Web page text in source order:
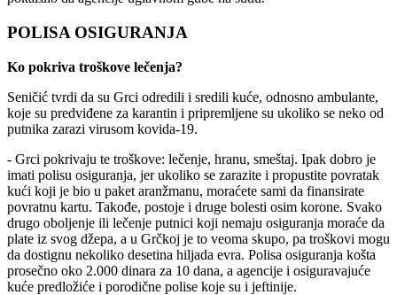
POLISA OSIGURANJA
Ko pokriva troškove lečenja?
Seničić tvrdi da su Grci odredili i sredili kuće, odnosno ambulante,
koje su predviđene za karantin i pripremljene su ukoliko se neko od
putnika zarazi virusom kovida-19.
- Grci pokrivaju te troškove: lečenje, hranu, smeštaj. Ipak dobro je
imati polisu osiguranja, jer ukoliko se zarazite i propustite povratak
kući koji je bio u paket aranžmanu, moraćete sami da finansirate
povratnu kartu. Takođe, postoje i druge bolesti osim korone. Svako
drugo oboljenje ili lečenje putnici koji nemaju osiguranja moraće da
plate iz svog džepa, a u Grčkoj je to veoma skupo, pa troškovi mogu
da dostignu nekoliko desetina hiljada evra. Polisa osiguranja košta
prosečno oko 2.000 dinara za 10 dana, a agencije i osiguravajuće
kuće predložiće i porodične polise koje su i jeftinije.